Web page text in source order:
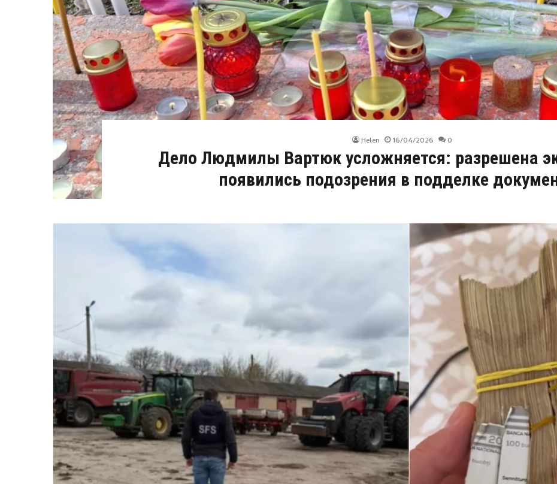
Helen 16/04/2026 0
Дело Людмилы Вартюк усложняется: разрешена
появились подозрения в подделке